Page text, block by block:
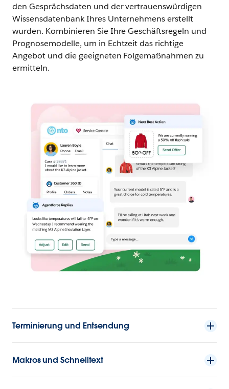
den Gesprächsdaten und der vertrauenswürdigen
Wissensdatenbank Ihres Unternehmens erstellt
wurden. Kombinieren Sie Ihre Geschäftsregeln und
Prognosemodelle, um in Echtzeit das richtige
Angebot und die geeigneten Folgemaßnahmen zu
ermitteln.
Terminierung und Entsendung
Makros und Schnelltext